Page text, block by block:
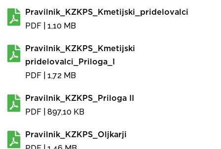
Pravilnik_KZKPS_Kmetijski_pridelovalci
PDF | 1,10 MB
Pravilnik_KZKPS_Kmetijski
pridelovalci_Priloga_I
PDF | 1,72 MB
Pravilnik_KZKPS_Priloga II
PDF | 897,10 KB
Pravilnik_KZKPS_Oljkarji